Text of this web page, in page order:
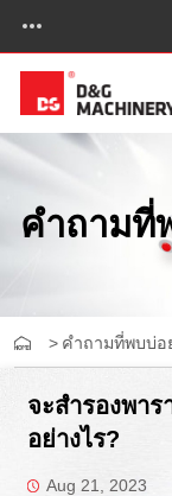
คำถามที่
> คำถามที่พบบ่อ
จะสํารองพาร
อย่างไร?
Aug 21, 2023